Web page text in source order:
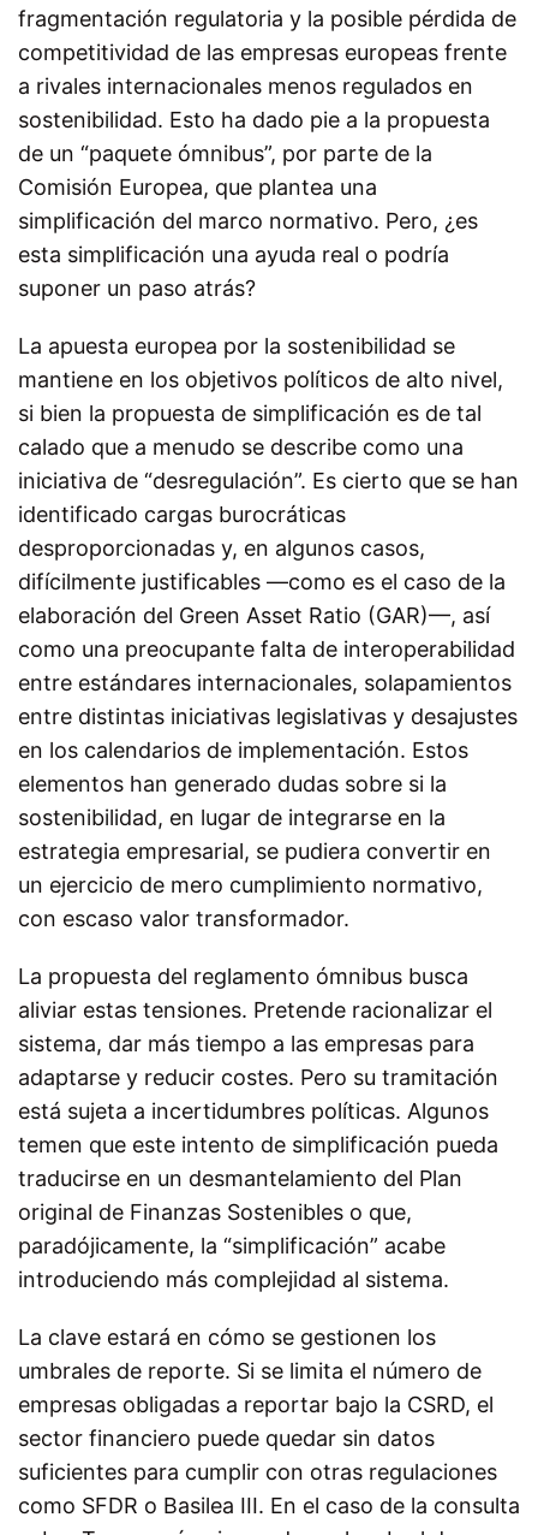
fragmentación regulatoria y la posible pérdida de
competitividad de las empresas europeas frente
a rivales internacionales menos regulados en
sostenibilidad. Esto ha dado pie a la propuesta
de un “paquete ómnibus”, por parte de la
Comisión Europea, que plantea una
simplificación del marco normativo. Pero, ¿es
esta simplificación una ayuda real o podría
suponer un paso atrás?
La apuesta europea por la sostenibilidad se
mantiene en los objetivos políticos de alto nivel,
si bien la propuesta de simplificación es de tal
calado que a menudo se describe como una
iniciativa de “desregulación”. Es cierto que se han
identificado cargas burocráticas
desproporcionadas y, en algunos casos,
difícilmente justificables —como es el caso de la
elaboración del Green Asset Ratio (GAR)—, así
como una preocupante falta de interoperabilidad
entre estándares internacionales, solapamientos
entre distintas iniciativas legislativas y desajustes
en los calendarios de implementación. Estos
elementos han generado dudas sobre si la
sostenibilidad, en lugar de integrarse en la
estrategia empresarial, se pudiera convertir en
un ejercicio de mero cumplimiento normativo,
con escaso valor transformador.
La propuesta del reglamento ómnibus busca
aliviar estas tensiones. Pretende racionalizar el
sistema, dar más tiempo a las empresas para
adaptarse y reducir costes. Pero su tramitación
está sujeta a incertidumbres políticas. Algunos
temen que este intento de simplificación pueda
traducirse en un desmantelamiento del Plan
original de Finanzas Sostenibles o que,
paradójicamente, la “simplificación” acabe
introduciendo más complejidad al sistema.
La clave estará en cómo se gestionen los
umbrales de reporte. Si se limita el número de
empresas obligadas a reportar bajo la CSRD, el
sector financiero puede quedar sin datos
suficientes para cumplir con otras regulaciones
como SFDR o Basilea III. En el caso de la consulta